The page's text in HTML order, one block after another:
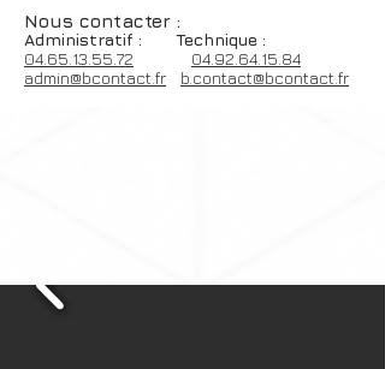
Nous contacter :
Administratif :
Technique :
04.65.13.55.72
04.92.64.15.84
admin@bcontact.fr
b.contact@bcontact.fr